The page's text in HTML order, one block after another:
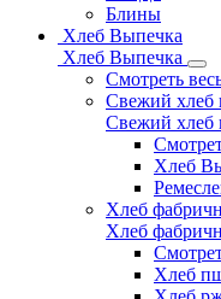
Блины
Хлеб Выпечка
Хлеб Выпечка
Смотреть
Свежий хлеб
Свежий хлеб
Хлеб
Хлеб
Хлеб
Хлеб